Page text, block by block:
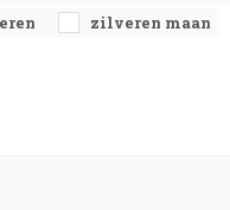
zilveren maan